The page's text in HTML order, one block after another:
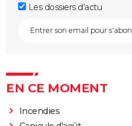
Les dossiers d'actu
EN CE MOMENT
Incendies